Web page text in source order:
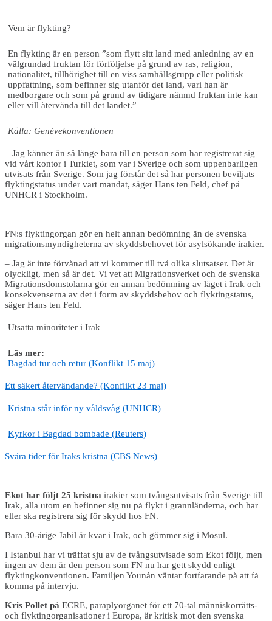
Vem är flykting?
En flykting är en person ”som flytt sitt land med anledning av en
välgrundad fruktan för förföljelse på grund av ras, religion,
nationalitet, tillhörighet till en viss samhällsgrupp eller politisk
uppfattning, som befinner sig utanför det land, vari han är
medborgare och som på grund av tidigare nämnd fruktan inte kan
eller vill återvända till det landet.”
Källa: Genèvekonventionen
– Jag känner än så länge bara till en person som har registrerat sig
vid vårt kontor i Turkiet, som var i Sverige och som uppenbarligen
utvisats från Sverige. Som jag förstår det så har personen beviljats
flyktingstatus under vårt mandat, säger Hans ten Feld, chef på
UNHCR i Stockholm.
FN:s flyktingorgan gör en helt annan bedömning än de svenska
migrationsmyndigheterna av skyddsbehovet för asylsökande irakier.
– Jag är inte förvånad att vi kommer till två olika slutsatser. Det är
olyckligt, men så är det. Vi vet att Migrationsverket och de svenska
Migrationsdomstolarna gör en annan bedömning av läget i Irak och
konsekvenserna av det i form av skyddsbehov och flyktingstatus,
säger Hans ten Feld.
Utsatta minoriteter i Irak
Läs mer:
Bagdad tur och retur (Konflikt 15 maj)
Ett säkert återvändande? (Konflikt 23 maj)
Kristna står inför ny våldsvåg (UNHCR)
Kyrkor i Bagdad bombade (Reuters)
Svåra tider för Iraks kristna (CBS News)
Ekot har följt 25 kristna irakier som tvångsutvisats från Sverige till
Irak, alla utom en befinner sig nu på flykt i grannländerna, och har
eller ska registrera sig för skydd hos FN.
Bara 30-årige Jabil är kvar i Irak, och gömmer sig i Mosul.
I Istanbul har vi träffat sju av de tvångsutvisade som Ekot följt, men
ingen av dem är den person som FN nu har gett skydd enligt
flyktingkonventionen. Familjen Younán väntar fortfarande på att få
komma på intervju.
Kris Pollet på ECRE, paraplyorganet för ett 70-tal människorrätts-
och flyktingorganisationer i Europa, är kritisk mot den svenska